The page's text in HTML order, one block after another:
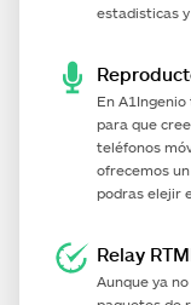
estadisticas
En A1Ingenio
para que
teléfonos
ofrecemos
podras elejir
Relay
Aunque ya